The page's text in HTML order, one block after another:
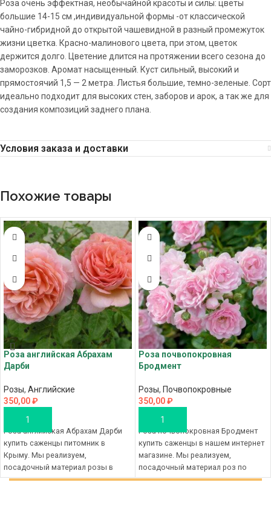
Роза очень эффектная, необычайной красоты и силы: цветы
большие 14-15 см ,индивидуальной формы -от классической
чайно-гибридной до открытой чашевидной в разный промежуток
жизни цветка. Красно-малинового цвета, при этом, цветок
держится долго. Цветение длится на протяжении всего сезона до
заморозков. Аромат насыщенный. Куст сильный, высокий и
прямостоячий 1,5 — 2 метра. Листья большие, темно-зеленые. Сорт
идеально подходит для высоких стен, заборов и арок, а так же для
создания композиций заднего плана.
Условия заказа и доставки
Похожие товары
Роза английская Абрахам
Дарби
Розы, Английские
350,00₽
В КОРЗИНУ
Роза английская Абрахам Дарби
купить саженцы питомник в
Крыму. Мы реализуем,
посадочный материал розы в
розницу и оптом с лучшего
Роза почвопокровная
Бродмент
Розы, Почвопокровные
350,00₽
В КОРЗИНУ
Роза почвопокровная Бродмент
купить саженцы в нашем интернет
магазине. Мы реализуем,
посадочный материал роз по
оптовым ценам и в розницу с